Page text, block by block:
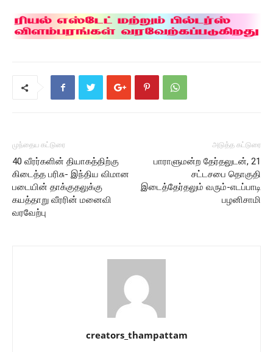
முந்தைய கட்டுரை
40 வீரர்களின் தியாகத்திற்கு
கிடைத்த பரிசு- இந்திய விமான
படையின் தாக்குதலுக்கு
கயத்தாறு வீரரின் மனைவி
வரவேற்பு
அடுத்த கட்டுரை
பாராளுமன்ற தேர்தலுடன், 21
சட்டசபை தொகுதி
இடைத்தேர்தலும் வரும்-எடப்பாடி
பழனிசாமி
creators_thampattam